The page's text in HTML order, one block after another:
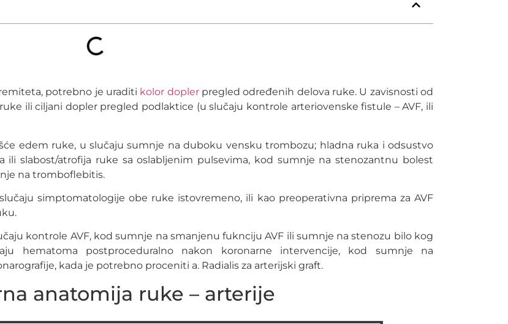
potrebno je uraditi kolor doplerpregled određenih delova ruke. U zavisnosti od
ili ciljani dopler pregled podlaktice (u slučaju kontrole arteriovenske fistule – AVF, ili
edem ruke, u slučaju sumnje na duboku vensku trombozu; hladna ruka i odsustvo
ili slabost/atrofija ruke sa oslabljenim pulsevima, kod sumnje na stenozantnu bolest
na tromboflebitis.
simptomatologije obe ruke istovremeno, ili kao preoperativna priprema za AVF
kontrole AVF, kod sumnje na smanjenu fuknciju AVF ili sumnje na stenozu bilo kog
hematoma postproceduralno nakon koronarne intervencije, kod sumnje na
kada je potrebno proceniti a. Radialis za arterijski graft.
anatomija ruke – arterije